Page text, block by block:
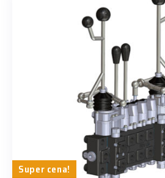
Super cena!